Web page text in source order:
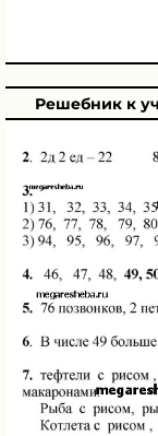
Решебник к